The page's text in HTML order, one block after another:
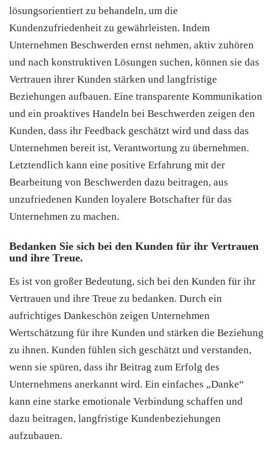
lösungsorientiert zu behandeln, um die
Kundenzufriedenheit zu gewährleisten. Indem
Unternehmen Beschwerden ernst nehmen, aktiv zuhören
und nach konstruktiven Lösungen suchen, können sie das
Vertrauen ihrer Kunden stärken und langfristige
Beziehungen aufbauen. Eine transparente Kommunikation
und ein proaktives Handeln bei Beschwerden zeigen den
Kunden, dass ihr Feedback geschätzt wird und dass das
Unternehmen bereit ist, Verantwortung zu übernehmen.
Letztendlich kann eine positive Erfahrung mit der
Bearbeitung von Beschwerden dazu beitragen, aus
unzufriedenen Kunden loyalere Botschafter für das
Unternehmen zu machen.
Bedanken Sie sich bei den Kunden für ihr Vertrauen
und ihre Treue.
Es ist von großer Bedeutung, sich bei den Kunden für ihr
Vertrauen und ihre Treue zu bedanken. Durch ein
aufrichtiges Dankeschön zeigen Unternehmen
Wertschätzung für ihre Kunden und stärken die Beziehung
zu ihnen. Kunden fühlen sich geschätzt und verstanden,
wenn sie spüren, dass ihr Beitrag zum Erfolg des
Unternehmens anerkannt wird. Ein einfaches „Danke“
kann eine starke emotionale Verbindung schaffen und
dazu beitragen, langfristige Kundenbeziehungen
aufzubauen.